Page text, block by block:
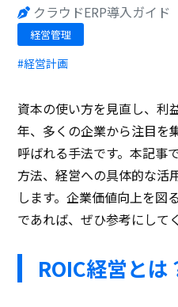
経営管理
クラウドERP導入ガイド
#経営計画
資本の使い方を見直し、利
年、多くの企業から注目を
呼ばれる手法です。本記事
方法、経営への具体的な活
します。企業価値向上を図
であれば、ぜひ参考にして
ROIC経営とは